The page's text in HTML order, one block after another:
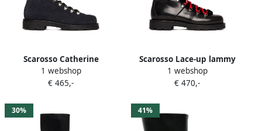
Scarosso Catherine
veterlaarzen met geweven
vlak Zwart
1 webshop
€ 465,-
Scarosso Lace-up lammy
veterlaarzen Zwart
1 webshop
€ 470,-
30% 41%